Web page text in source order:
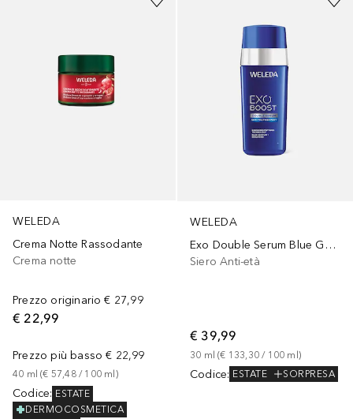
WELEDA
Crema Notte Rassodante
Crema notte
Prezzo originario € 27,99
€ 22,99
Prezzo più basso € 22,99
40 ml (€ 57,48 / 100 ml )
Codice: ESTATE
DERMOCOSMETICA
WELEDA
Exo Double Serum Blue Gentian
Siero Anti-età
€ 39,99
30 ml (€ 133,30 / 100 ml)
Codice: ESTATE SORPRESA